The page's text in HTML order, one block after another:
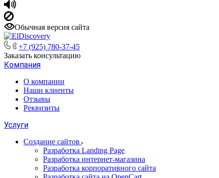
Обычная версия сайта
+7 (925) 780-37-45
Заказать консультацию
Компания
О компании
Наши клиенты
Отзывы
Реквизиты
Услуги
Создание сайтов
Разработка Landing Page
Разработка интернет-магазина
Разработка корпоративного сайта